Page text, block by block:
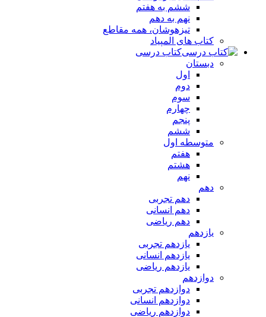
ششم به هفتم
نهم به دهم
تیزهوشان، همه مقاطع
کتاب های المپیاد
کتاب درسی
دبستان
اول
دوم
سوم
چهارم
پنجم
ششم
متوسطه اول
هفتم
هشتم
نهم
دهم
دهم تجربی
دهم انسانی
دهم ریاضی
یازدهم
یازدهم تجربی
یازدهم انسانی
یازدهم ریاضی
دوازدهم
دوازدهم تجربی
دوازدهم انسانی
دوازدهم ریاضی